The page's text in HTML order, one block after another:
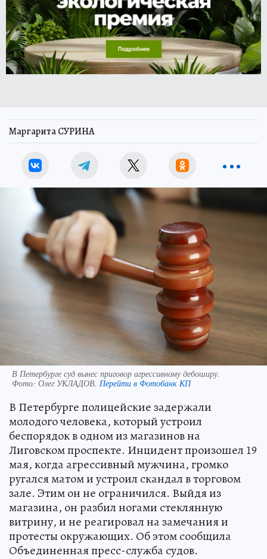
Маргарита СУРИНА
В Петербурге суд вынес приговор агрессивному дебоширу.
Фото: Олег УКЛАДОВ. Перейти в Фотобанк КП
В Петербурге полицейские задержали
молодого человека, который устроил
беспорядок в одном из магазинов на
Лиговском проспекте. Инцидент произошел 19
мая, когда агрессивный мужчина, громко
ругался матом и устроил скандал в торговом
зале. Этим он не ограничился. Выйдя из
магазина, он разбил ногами стеклянную
витрину, и не реагировал на замечания и
протесты окружающих. Об этом сообщила
Объединенная пресс-служба судов.